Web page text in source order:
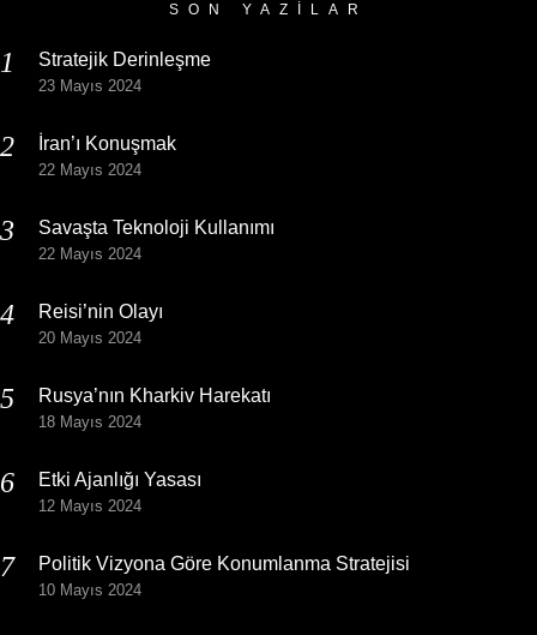
SON YAZILAR
Stratejik Derinleşme
23 Mayıs 2024
İran’ı Konuşmak
22 Mayıs 2024
Savaşta Teknoloji Kullanımı
22 Mayıs 2024
Reisi’nin Olayı
20 Mayıs 2024
Rusya’nın Kharkiv Harekatı
18 Mayıs 2024
Etki Ajanlığı Yasası
12 Mayıs 2024
Politik Vizyona Göre Konumlanma Stratejisi
10 Mayıs 2024